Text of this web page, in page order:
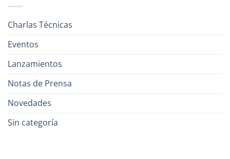
Charlas Técnicas
Eventos
Lanzamientos
Notas de Prensa
Novedades
Sin categoría